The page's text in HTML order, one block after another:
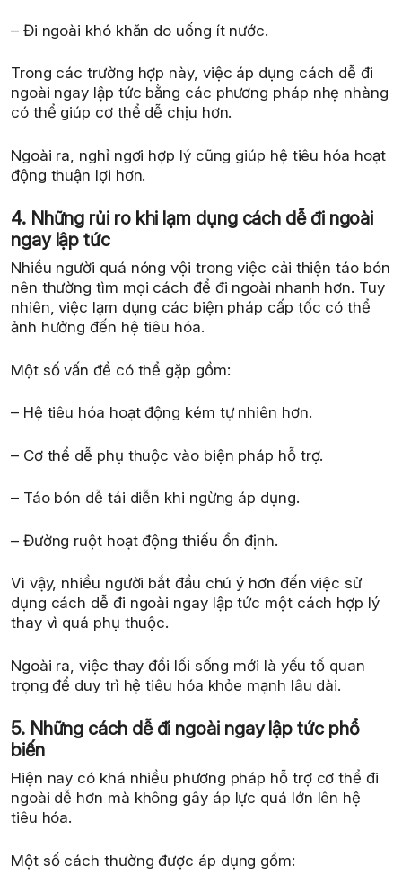
– Đi ngoài khó khăn do uống ít nước.
Trong các trường hợp này, việc áp dụng cách dễ đi
ngoài ngay lập tức bằng các phương pháp nhẹ nhàng
có thể giúp cơ thể dễ chịu hơn.
Ngoài ra, nghỉ ngơi hợp lý cũng giúp hệ tiêu hóa hoạt
động thuận lợi hơn.
4. Những rủi ro khi lạm dụng cách dễ đi ngoài
ngay lập tức
Nhiều người quá nóng vội trong việc cải thiện táo bón
nên thường tìm mọi cách để đi ngoài nhanh hơn. Tuy
nhiên, việc lạm dụng các biện pháp cấp tốc có thể
ảnh hưởng đến hệ tiêu hóa.
Một số vấn đề có thể gặp gồm:
– Hệ tiêu hóa hoạt động kém tự nhiên hơn.
– Cơ thể dễ phụ thuộc vào biện pháp hỗ trợ.
– Táo bón dễ tái diễn khi ngừng áp dụng.
– Đường ruột hoạt động thiếu ổn định.
Vì vậy, nhiều người bắt đầu chú ý hơn đến việc sử
dụng cách dễ đi ngoài ngay lập tức một cách hợp lý
thay vì quá phụ thuộc.
Ngoài ra, việc thay đổi lối sống mới là yếu tố quan
trọng để duy trì hệ tiêu hóa khỏe mạnh lâu dài.
5. Những cách dễ đi ngoài ngay lập tức phổ
biến
Hiện nay có khá nhiều phương pháp hỗ trợ cơ thể đi
ngoài dễ hơn mà không gây áp lực quá lớn lên hệ
tiêu hóa.
Một số cách thường được áp dụng gồm: